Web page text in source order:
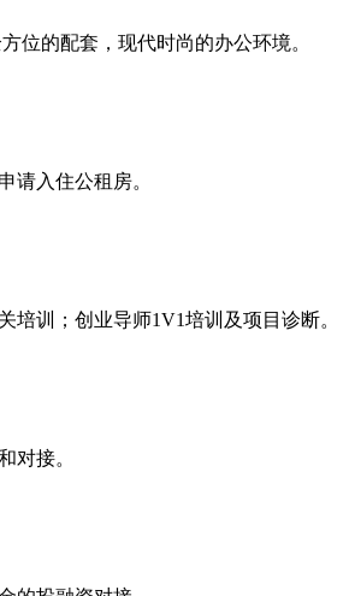
位的配套，现代时尚的办公环境。
请入住公租房。
训；创业导师1V1培训及项目诊断。
对接。